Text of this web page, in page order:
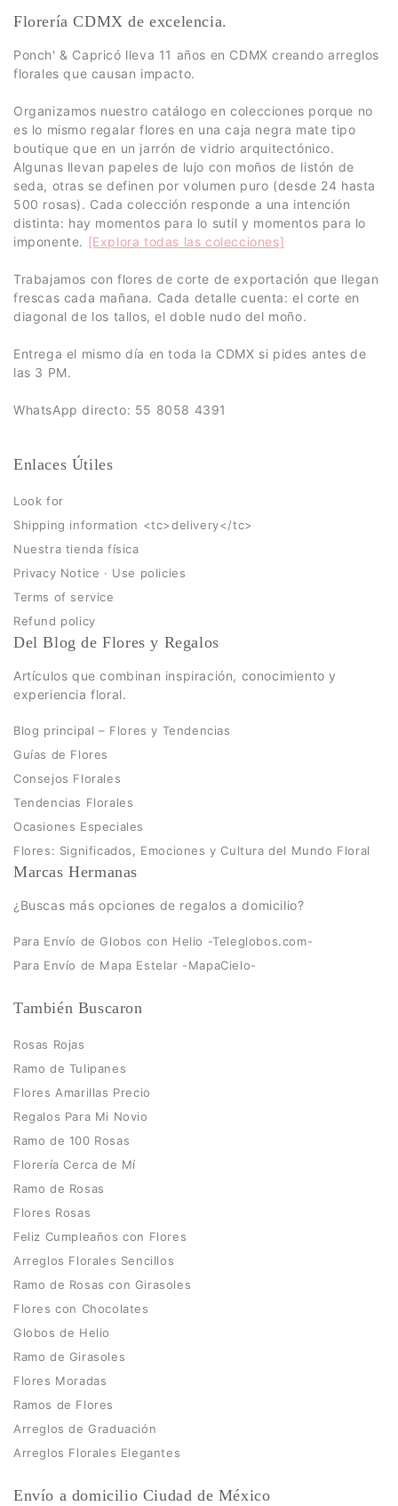
Florería CDMX de excelencia.
Ponch' & Capricó lleva 11 años en CDMX creando arreglos
florales que causan impacto.
Organizamos nuestro catálogo en colecciones porque no
es lo mismo regalar flores en una caja negra mate tipo
boutique que en un jarrón de vidrio arquitectónico.
Algunas llevan papeles de lujo con moños de listón de
seda, otras se definen por volumen puro (desde 24 hasta
500 rosas). Cada colección responde a una intención
distinta: hay momentos para lo sutil y momentos para lo
imponente. [Explora todas las colecciones]
Trabajamos con flores de corte de exportación que llegan
frescas cada mañana. Cada detalle cuenta: el corte en
diagonal de los tallos, el doble nudo del moño.
Entrega el mismo día en toda la CDMX si pides antes de
las 3 PM.
WhatsApp directo: 55 8058 4391
Enlaces Útiles
Look for
Shipping information <tc>delivery</tc>
Nuestra tienda física
Privacy Notice · Use policies
Terms of service
Refund policy
Del Blog de Flores y Regalos
Artículos que combinan inspiración, conocimiento y
experiencia floral.
Blog principal – Flores y Tendencias
Guías de Flores
Consejos Florales
Tendencias Florales
Ocasiones Especiales
Flores: Significados, Emociones y Cultura del Mundo Floral
Marcas Hermanas
¿Buscas más opciones de regalos a domicilio?
Para Envío de Globos con Helio -Teleglobos.com-
Para Envío de Mapa Estelar -MapaCielo-
También Buscaron
Rosas Rojas
Ramo de Tulipanes
Flores Amarillas Precio
Regalos Para Mi Novio
Ramo de 100 Rosas
Florería Cerca de Mí
Ramo de Rosas
Flores Rosas
Feliz Cumpleaños con Flores
Arreglos Florales Sencillos
Ramo de Rosas con Girasoles
Flores con Chocolates
Globos de Helio
Ramo de Girasoles
Flores Moradas
Ramos de Flores
Arreglos de Graduación
Arreglos Florales Elegantes
Envío a domicilio Ciudad de México